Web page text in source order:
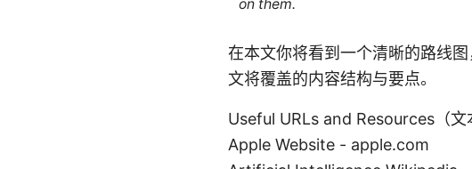
on them.
在本文你将看到一个清晰的路线
文将覆盖的内容结构与要点。
Useful URLs and Resources（文
Apple Website - apple.com